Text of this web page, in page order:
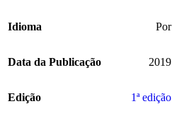
Idioma Por
Data da Publicação 2019
Edição 1ª edição